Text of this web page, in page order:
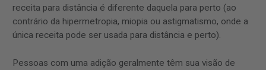
receita para distância é diferente daquela para perto (ao
contrário da hipermetropia, miopia ou astigmatismo, onde a
única receita pode ser usada para distância e perto).
Pessoas com uma adição geralmente têm sua visão de